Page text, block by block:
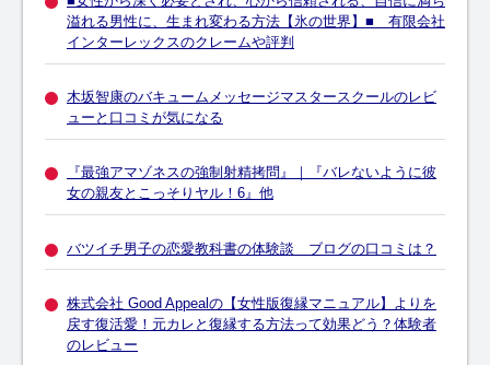
溢れる男性に、生まれ変わる方法【氷の世界】■ 有限会社
インターレックスのクレームや評判
木坂智康のバキュームメッセージマスタースクールのレビ
ューと口コミが気になる
『最強アマゾネスの強制射精拷問』｜『バレないように彼
女の親友とこっそりヤル！6』他
バツイチ男子の恋愛教科書の体験談 ブログの口コミは？
株式会社 Good Appealの【女性版復縁マニュアル】よりを
戻す復活愛！元カレと復縁する方法って効果どう？体験者
のレビュー